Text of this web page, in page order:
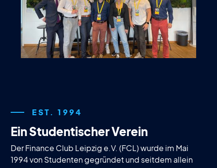
EST. 1994
Ein Studentischer Verein
Der Finance Club Leipzig e.V. (FCL) wurde im Mai
1994 von Studenten gegründet und seitdem allein